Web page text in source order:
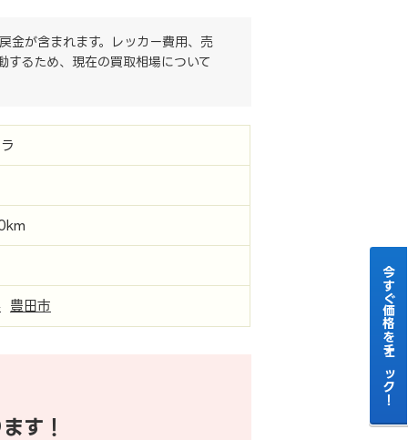
金が含まれます。レッカー費用、売
するため、現在の買取相場について
豊田市
す！
今すぐ価格をチェック！